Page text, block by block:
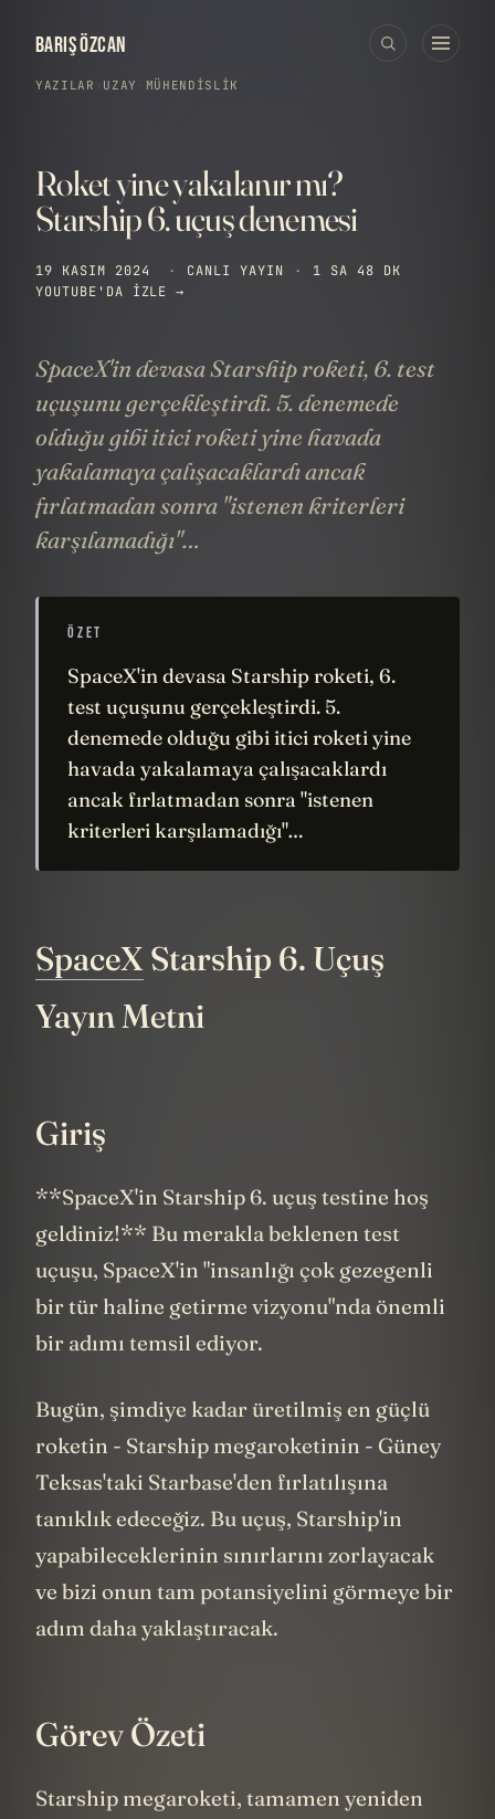
BARIŞ ÖZCAN
YAZILAR UZAY MÜHENDISLIK
Roket yine yakalanır mı?
Starship 6. uçuş denemesi
19 KASIM 2024 · CANLI YAYIN ·
1 SA 48 DK
YOUTUBE'DA IZLE →
SpaceX'in devasa Starship roketi, 6. test
uçuşunu gerçekleştirdi. 5. denemede
olduğu gibi itici roketi yine havada
yakalamaya çalışacaklardı ancak
fırlatmadan sonra "istenen kriterleri
karşılamadığı"…
ÖZET
SpaceX'in devasa Starship roketi, 6.
test uçuşunu gerçekleştirdi. 5.
denemede olduğu gibi itici roketi yine
havada yakalamaya çalışacaklardı
ancak fırlatmadan sonra "istenen
kriterleri karşılamadığı"…
SpaceXStarship 6. Uçuş
Yayın Metni
Giriş
**SpaceX'in Starship 6. uçuş testine hoş
geldiniz!** Bu merakla beklenen test
uçuşu, SpaceX'in "insanlığı çok gezegenli
bir tür haline getirme vizyonu"nda önemli
bir adımı temsil ediyor.
Bugün, şimdiye kadar üretilmiş en güçlü
roketin - Starship megaroketinin - Güney
Teksas'taki Starbase'den fırlatılışına
tanıklık edeceğiz. Bu uçuş, Starship'in
yapabileceklerinin sınırlarını zorlayacak
ve bizi onun tam potansiyelini görmeye bir
adım daha yaklaştıracak.
Görev Özeti
Starship megaroketi, tamamen yeniden